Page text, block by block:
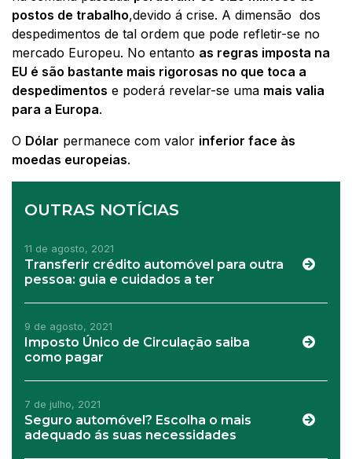
postos de trabalho,devido á crise. A dimensão dos
despedimentos de tal ordem que pode refletir-se no
mercado Europeu. No entanto as regras imposta na
EU é são bastante mais rigorosas no que toca a
despedimentos e poderá revelar-se uma mais valia
para a Europa.
O Dólar permanece com valor inferior face às
moedas europeias.
OUTRAS NOTÍCIAS
11 de agosto, 2021
Transferir crédito automóvel para outra
pessoa: guia e cuidados a ter
9 de agosto, 2021
Imposto Único de Circulação saiba
como pagar
7 de julho, 2021
Seguro automóvel? Escolha o mais
adequado ás suas necessidades